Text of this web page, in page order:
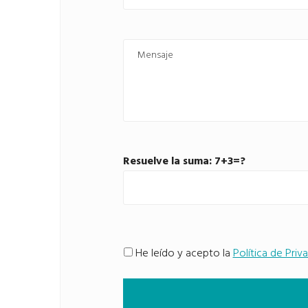
Resuelve la suma: 7+3=?
He leído y acepto laPolítica de